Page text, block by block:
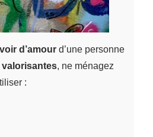
d’amourd’une personne
valorisantes, ne ménagez
: